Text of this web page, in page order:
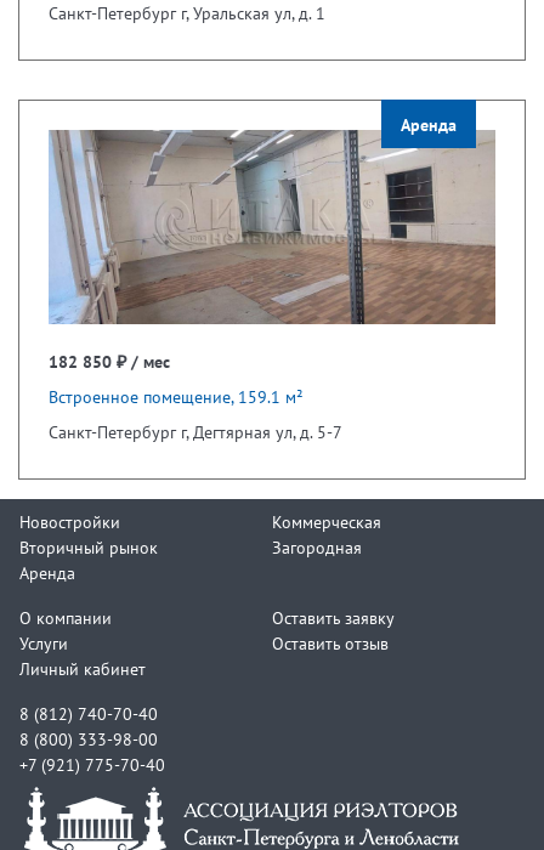
Санкт-Петербург г, Уральская ул, д. 1
Аренда
182 850 ₽ / мес
Встроенное помещение, 159.1 м²
Санкт-Петербург г, Дегтярная ул, д. 5-7
Новостройки
Вторичный рынок
Аренда
Коммерческая
Загородная
О компании
Услуги
Личный кабинет
Оставить заявку
Оставить отзыв
8 (812) 740-70-40
8 (800) 333-98-00
+7 (921) 775-70-40